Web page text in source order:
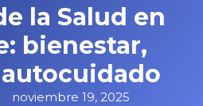
la Salud en
bienestar,
noviembre 19, 2025